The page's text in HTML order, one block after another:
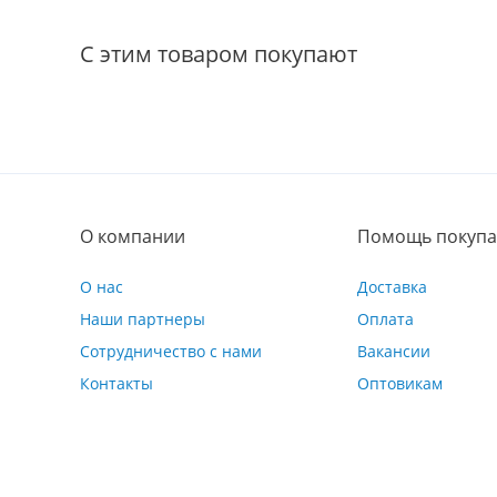
С этим товаром покупают
О компании
О нас
Наши партнеры
Сотрудничество с нами
Контакты
Помощь
Доставка
Оплата
Вакансии
Оптовикам